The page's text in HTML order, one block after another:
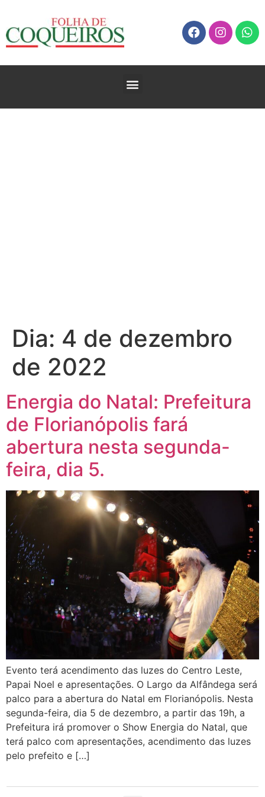
Dia: 4 de dezembro
de 2022
Energia do Natal: Prefeitura
de Florianópolis fará
abertura nesta segunda-
feira, dia 5.
Evento terá acendimento das luzes do Centro Leste,
Papai Noel e apresentações. O Largo da Alfândega será
palco para a abertura do Natal em Florianópolis. Nesta
segunda-feira, dia 5 de dezembro, a partir das 19h, a
Prefeitura irá promover o Show Energia do Natal, que
terá palco com apresentações, acendimento das luzes
pelo prefeito e […]